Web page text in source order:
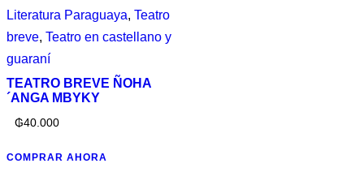
Literatura Paraguaya, Teatro
breve, Teatro en castellano y
guaraní
TEATRO BREVE ÑOHA
´ANGA MBYKY
₲40.000
COMPRAR AHORA